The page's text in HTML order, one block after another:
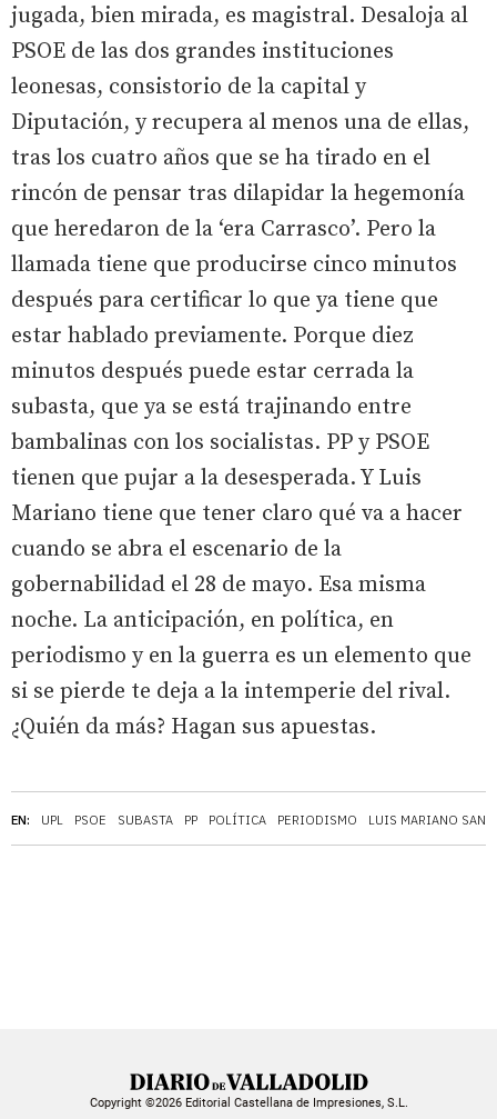
EN: UPL PSOE SUBASTA PP POLÍTICA PERIODISMO LUIS MARIANO
jugada, bien mirada, es magistral. Desaloja al
PSOE de las dos grandes instituciones
leonesas, consistorio de la capital y
Diputación, y recupera al menos una de ellas,
tras los cuatro años que se ha tirado en el
rincón de pensar tras dilapidar la hegemonía
que heredaron de la ‘era Carrasco’. Pero la
llamada tiene que producirse cinco minutos
después para certificar lo que ya tiene que
estar hablado previamente. Porque diez
minutos después puede estar cerrada la
subasta, que ya se está trajinando entre
bambalinas con los socialistas. PP y PSOE
tienen que pujar a la desesperada. Y Luis
Mariano tiene que tener claro qué va a hacer
cuando se abra el escenario de la
gobernabilidad el 28 de mayo. Esa misma
noche. La anticipación, en política, en
periodismo y en la guerra es un elemento que
si se pierde te deja a la intemperie del rival.
¿Quién da más? Hagan sus apuestas.
Copyright ©2026 Editorial Castellana de Impresiones, S.L.